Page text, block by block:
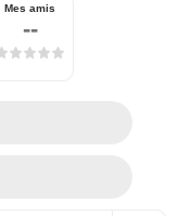
Mes amis
--